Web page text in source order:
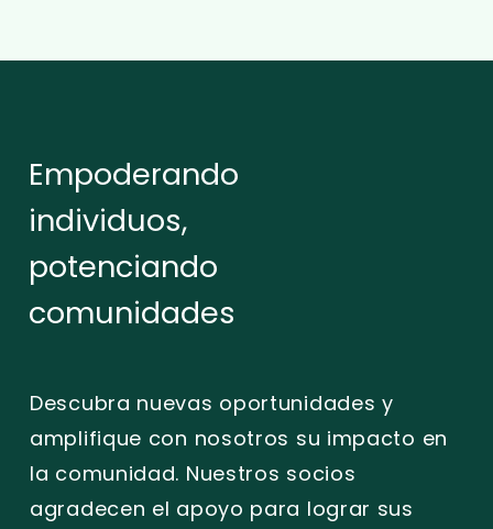
Empoderando
individuos,
potenciando
comunidades
Descubra nuevas oportunidades y
amplifique con nosotros su impacto en
la comunidad. Nuestros socios
agradecen el apoyo para lograr sus